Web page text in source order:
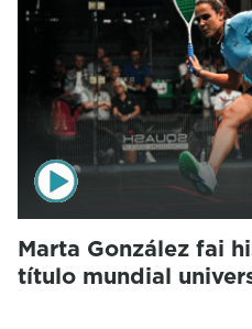
Marta González fai
título mundial